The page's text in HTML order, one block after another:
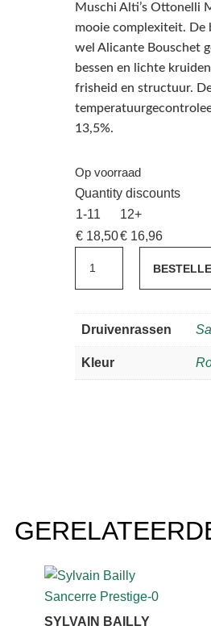
Muschi Alti’s Ottonelli
mooie complexiteit. De
wel Alicante Bouschet
bessen en lichte
frisheid en structuur.
13,5%.
Op voorraad
Quantity discounts
1-11
12+
€18,50€16,96
Alti
Montecucco
Rosso
2022
aantal
Druivenrassen
Kleur
SYLVAIN BAILLY